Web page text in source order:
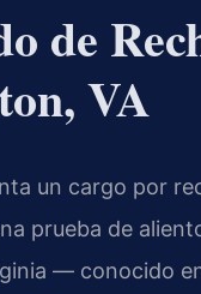
de
VA
un cargo por
prueba de
— conocido